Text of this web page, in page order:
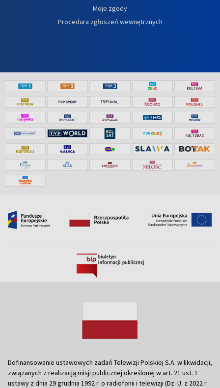
Moje zgody
Procedura zgłoszeń wewnętrznych
Dofinansowanie ustawowych zadań Telewizji Polskiej S.A. w likwidacji,
związanych z realizacją misji publicznej określonej w art. 21 ust. 1
ustawy z dnia 29 grudnia 1992 r. o radiofonii i telewizji (Dz. U. z 2022 r.